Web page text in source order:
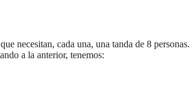
necesitan, cada una, una tanda de 8
a la anterior, tenemos: